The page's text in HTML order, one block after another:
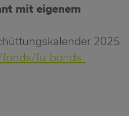
mit eigenem
2025
fu-bonds-